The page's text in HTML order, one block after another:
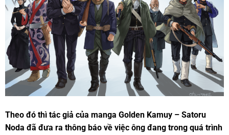
Theo đó thì tác giả của manga Golden Kamuy – Satoru
Noda đã đưa ra thông báo về việc ông đang trong quá trình